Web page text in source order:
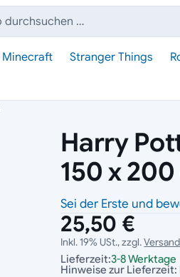
Minecraft Stranger Things
Harry
150 x
Sei der Erste und
25,50 €
Inkl. 19% USt., zzgl.
Lieferzeit:3-8 Werktage
Hinweise zur Lieferzeit: